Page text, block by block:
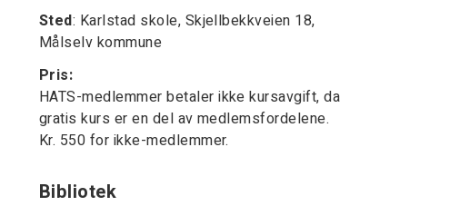
Sted: Karlstad skole, Skjellbekkveien 18,
Målselv kommune
Pris:
HATS-medlemmer betaler ikke kursavgift, da
gratis kurs er en del av medlemsfordelene.
Kr. 550 for ikke-medlemmer.
Bibliotek